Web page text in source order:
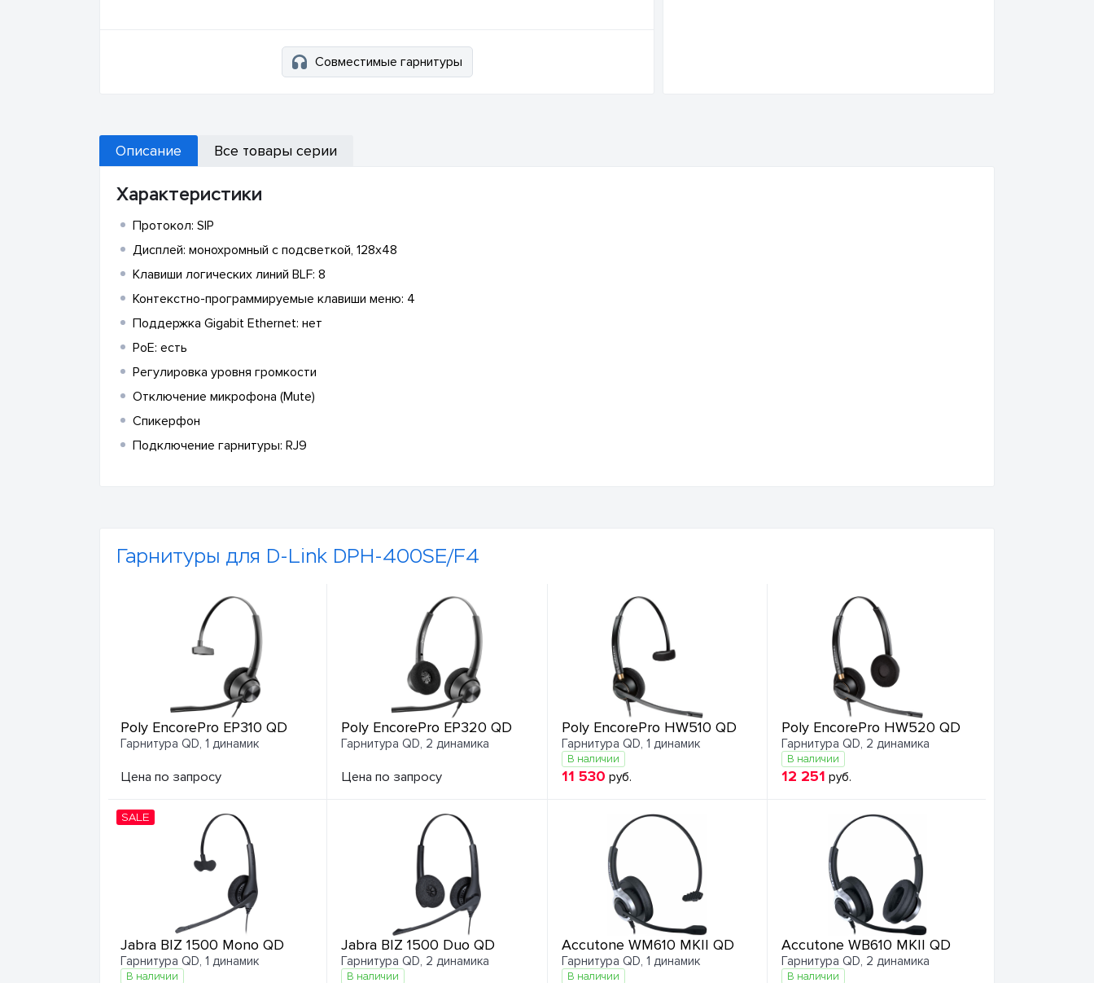
Совместимые гарнитуры
Описание Все товары серии
Характеристики
Протокол: SIP
Дисплей: монохромный с подсветкой, 128x48
Клавиши логических линий BLF: 8
Контекстно-программируемые клавиши меню: 4
Поддержка Gigabit Ethernet: нет
PoE: есть
Регулировка уровня громкости
Отключение микрофона (Mute)
Спикерфон
Подключение гарнитуры: RJ9
Гарнитуры для D-Link DPH-400SE/F4
Poly EncorePro EP310 QD
Гарнитура QD, 1 динамик
Цена по запросу
Poly EncorePro EP320 QD
Гарнитура QD, 2 динамика
Цена по запросу
Poly EncorePro HW510 QD
Гарнитура QD, 1 динамик
В наличии
11 530 руб.
Poly EncorePro HW520 QD
Гарнитура QD, 2 динамика
В наличии
12 251 руб.
SALE
Jabra BIZ 1500 Mono QD
Гарнитура QD, 1 динамик
В наличии
Jabra BIZ 1500 Duo QD
Гарнитура QD, 2 динамика
В наличии
Accutone WM610 MKII QD
Гарнитура QD, 1 динамик
В наличии
Accutone WB610 MKII QD
Гарнитура QD, 2 динамика
В наличии